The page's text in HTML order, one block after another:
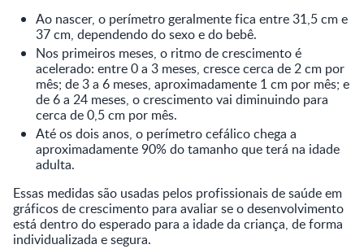
Ao nascer, o perímetro geralmente fica entre 31,5 cm e
37 cm, dependendo do sexo e do bebê.
Nos primeiros meses, o ritmo de crescimento é
acelerado: entre 0 a 3 meses, cresce cerca de 2 cm por
mês; de 3 a 6 meses, aproximadamente 1 cm por mês; e
de 6 a 24 meses, o crescimento vai diminuindo para
cerca de 0,5 cm por mês.
Até os dois anos, o perímetro cefálico chega a
aproximadamente 90% do tamanho que terá na idade
adulta.
Essas medidas são usadas pelos profissionais de saúde em
gráficos de crescimento para avaliar se o desenvolvimento
está dentro do esperado para a idade da criança, de forma
individualizada e segura.